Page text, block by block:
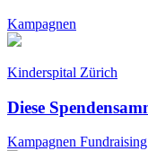
Kampagnen
Kinderspital Zürich
Diese
Kampagnen Fundraising